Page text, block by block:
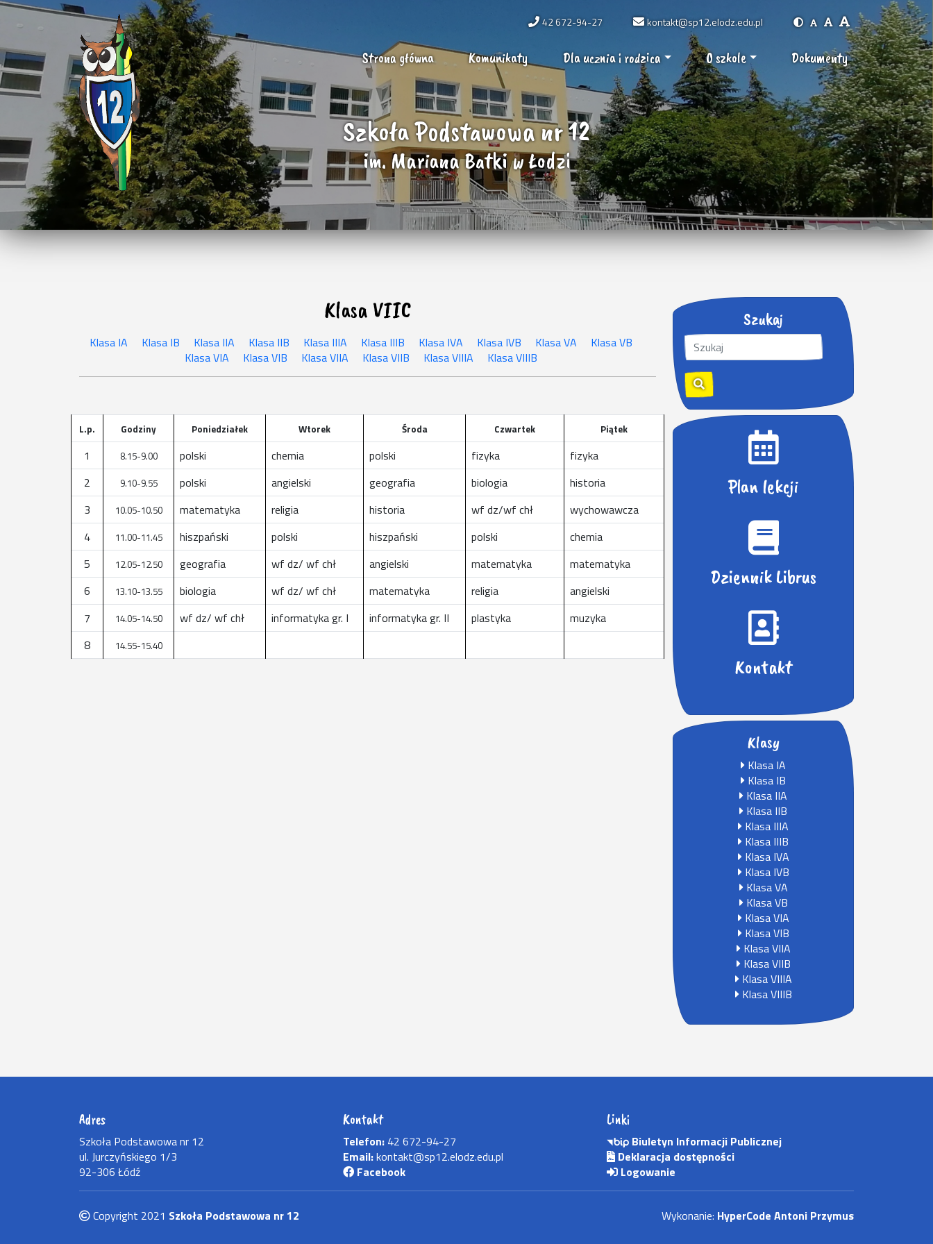
42 672-94-27 kontakt@sp12.elodz.edu.pl
Strona główna Komunikaty Dla ucznia i rodzica O szkole Dokumenty
Szkoła Podstawowa nr 12
im. Mariana Batki w Łodzi
Klasa VIIC
Klasa IA Klasa IB Klasa IIA Klasa IIB Klasa IIIA Klasa IIIB Klasa IVA Klasa IVB Klasa VA
Klasa VB
Klasa VIA
Klasa VIB Klasa VIIA Klasa VIIB Klasa VIIIA Klasa VIIIB
L.p. Godziny Poniedziałek Wtorek Środa Czwartek Piątek
1 8.15-9.00 polski chemia polski fizyka
fizyka
2
9.10-9.55 polski angielski geografia biologia
historia
3
10.05-10.50 matematyka religia historia wf dz/wf chł
wychowawcza
4
11.00-11.45 hiszpański polski hiszpański polski
chemia
5
12.05-12.50 geografia wf dz/ wf chł angielski matematyka
matematyka
6
13.10-13.55 biologia wf dz/ wf chł matematyka religia
angielski
7
14.05-14.50 wf dz/ wf chł informatyka gr. I informatyka gr. II plastyka
muzyka
8
14.55-15.40
Szukaj
S
z
u
k
a
Plan lekcji
Dziennik Librus
Kontakt
Klasy
Klasa IA
Klasa IB
Klasa IIA
Klasa IIB
Klasa IIIA
Klasa IIIB
Klasa IVA
Klasa IVB
Klasa VA
Klasa VB
Klasa VIA
Klasa VIB
Klasa VIIA
Klasa VIIB
Klasa VIIIA
Klasa VIIIB
Adres
Szkoła Podstawowa nr 12
ul. Jurczyńskiego 1/3
92-306 Łódź
Kontakt
Telefon: 42 672-94-27
Email:kontakt@sp12.elodz.edu.pl
Facebook
Linki
Biuletyn Informacji Publicznej
Deklaracja dostępności
Logowanie
Copyright 2021 Szkoła Podstawowa nr 12 Wykonanie: HyperCode Antoni Przymus